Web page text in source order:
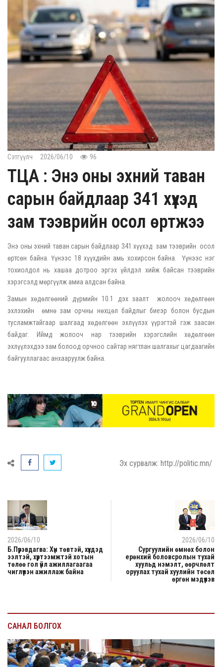
Сэтгүүлч 2026/06/10 96
ТЦА : Энэ оны эхний таван
сарын байдлаар 341 хүүхэд
зам тээврийн осол өртжээ
Энэ оны эхний таван сарын байдлаар 341 хүүхэд зам тээврийн осол
өртсөн байна. Үүнээс 18 хүүхдийн амь хохирсон байна. Үүнээс нэг
тохиолдол нь хашаа дотроо эргэх үйлдэл хийж байсан тээврийн
хэрэгсэлд мөргүүлж амиа алдсан байна.
Замын хөдөлгөөний дүрмийн 10.1 дэх заалт жолооч хөдөлгөөн
эхлэхийн өмнө зам орчны нөхцөл байдлыг биеэр болон бусдын
тусламжтайгаар шалгаад хөдөлгөөн эхлүүлэх үүрэгтэй гэж заасан
байдаг. Иймд жолооч нар тээврийн хэрэгслийн хөдөлгөөн
эхлүүлэхдээ зам болоод орчноо сайтар нягтлан шалгахыг цагдаагийн
байгууллагаас анхааруулж байна.
Эх сурвалж: http://politic.mn/
2026/06/10
Б.Пүрэвдагва: Хүн төвтэй, хүүхдэд
ээлтэй, хүртээмжтэй хотын
төлөө гол үйл ажиллагаагаа
чиглүүлэн ажиллаж байна
2026/06/10
Сургуулийн өмнөх болон
ерөнхий боловсролын тухай
хуульд нэмэлт, өөрчлөлт
оруулах тухай хуулийн төсөл
өргөн мэдүүлэв
САНАЛ БОЛГОХ